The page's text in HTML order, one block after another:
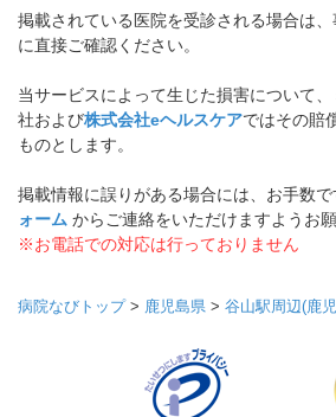
掲載されている医院を受診される場合は
に直接ご確認ください。
当サービスによって生じた損害について
社および株式会社eヘルスケアではその賠
ものとします。
掲載情報に誤りがある場合には、お手数で
ォーム からご連絡をいただけますようお
※お電話での対応は行っておりません
病院なびトップ> 鹿児島県 > 谷山駅周辺(鹿